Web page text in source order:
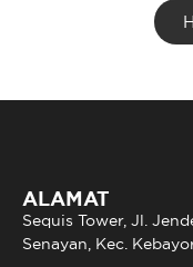
ALAMAT
Sequis Tower, Jl.
Senayan, Kec.